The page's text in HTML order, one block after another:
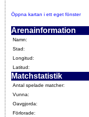
Öppna kartan i ett eget fönster
Arenainformation
Namn:
Stad:
Longitud:
Latitud:
Matchstatistik
Antal spelade matcher:
Vunna:
Oavgjorda:
Förlorade: